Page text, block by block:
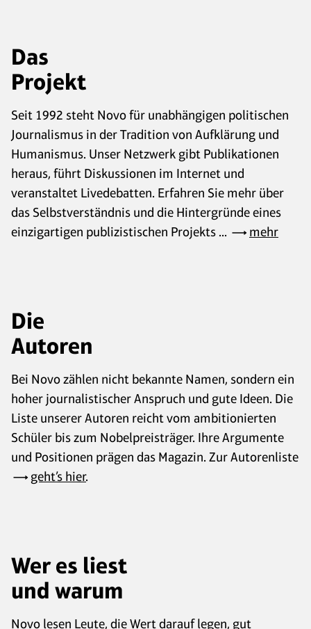
Das
Projekt
Seit 1992 steht Novo für unabhängigen politischen
Journalismus in der Tradition von Aufklärung und
Humanismus. Unser Netzwerk gibt Publikationen
heraus, führt Diskussionen im Internet und
veranstaltet Livedebatten. Erfahren Sie mehr über
das Selbstverständnis und die Hintergründe eines
einzigartigen publizistischen Projekts ...
mehr
Die
Autoren
Bei Novo zählen nicht bekannte Namen, sondern ein
hoher journalistischer Anspruch und gute Ideen. Die
Liste unserer Autoren reicht vom ambitionierten
Schüler bis zum Nobelpreisträger. Ihre Argumente
und Positionen prägen das Magazin. Zur Autorenliste
geht’s hier.
Wer es liest
und warum
Novo lesen Leute, die Wert darauf legen, gut